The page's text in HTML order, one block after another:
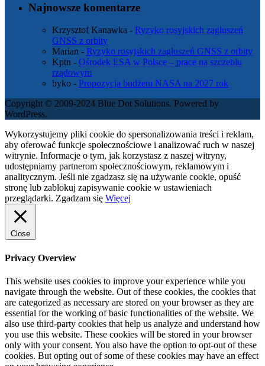
Najnowsze komentarze
Krzysztof Kanawka - Ryzyko rosyjskich zagłuszeń
GNSS z orbity
Marian - Ryzyko rosyjskich zagłuszeń GNSS z orbity
Kptn - Ośrodek ESA w Polsce – prace na szczeblu
rządowym
byko - Propozycja budżetu NASA na 2027 rok
Copyright © 2009-2024 Blue Dot Solutions. Powered by
WordPress.
Wykorzystujemy pliki cookie do spersonalizowania treści i reklam,
aby oferować funkcje społecznościowe i analizować ruch w naszej
witrynie. Informacje o tym, jak korzystasz z naszej witryny,
udostępniamy partnerom społecznościowym, reklamowym i
analitycznym. Jeśli nie zgadzasz się na używanie cookie, opuść
stronę lub zablokuj zapisywanie cookie w ustawieniach
przeglądarki. Zgadzam się Więcej
Close
Privacy Overview
This website uses cookies to improve your experience while you
navigate through the website. Out of these cookies, the cookies that
are categorized as necessary are stored on your browser as they are
essential for the working of basic functionalities of the website. We
also use third-party cookies that help us analyze and understand how
you use this website. These cookies will be stored in your browser
only with your consent. You also have the option to opt-out of these
cookies. But opting out of some of these cookies may have an effect